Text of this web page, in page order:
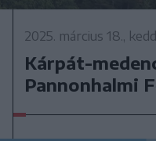
2025. március 18., kedd
Kárpát-
Pannonhalmi